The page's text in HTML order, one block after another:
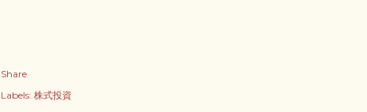
Share
Labels: 株式投資